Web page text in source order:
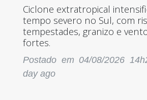
Ciclone extratropical
tempo severo no Sul, com
tempestades, granizo e
fortes.
Postado em 04/08/2026
day ago